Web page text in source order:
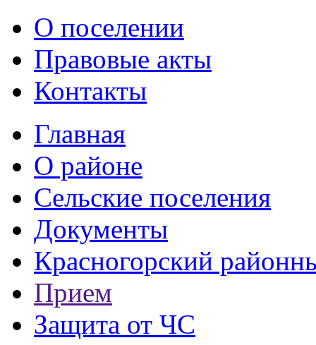
О поселении
Правовые акты
Контакты
Главная
О районе
Сельские поселения
Документы
Красногорский
Прием
Защита от ЧС